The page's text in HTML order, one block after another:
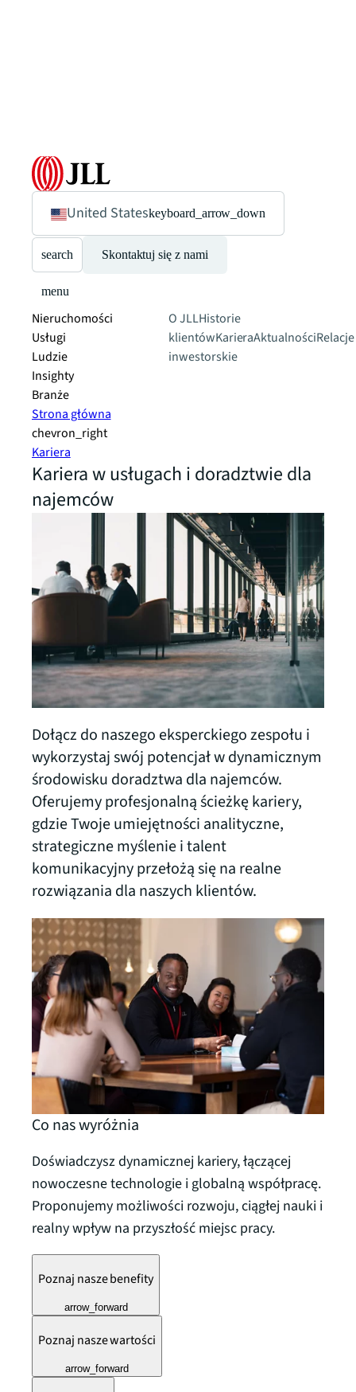
United Stateskeyboard_arrow_down
search Skontaktuj się z nami
menu
Nieruchomości
Usługi
Ludzie
Insighty
Branże
O JLLHistorie
klientówKarieraAktualnościRelacje
inwestorskie
Strona główna
chevron_right
Kariera
Kariera w usługach i doradztwie dla
najemców
Dołącz do naszego eksperckiego zespołu i
wykorzystaj swój potencjał w dynamicznym
środowisku doradztwa dla najemców.
Oferujemy profesjonalną ścieżkę kariery,
gdzie Twoje umiejętności analityczne,
strategiczne myślenie i talent
komunikacyjny przełożą się na realne
rozwiązania dla naszych klientów.
Co nas wyróżnia
Doświadczysz dynamicznej kariery, łączącej
nowoczesne technologie i globalną współpracę.
Proponujemy możliwości rozwoju, ciągłej nauki i
realny wpływ na przyszłość miejsc pracy.
Poznaj nasze benefity
arrow_forward
Poznaj nasze wartości
arrow_forward